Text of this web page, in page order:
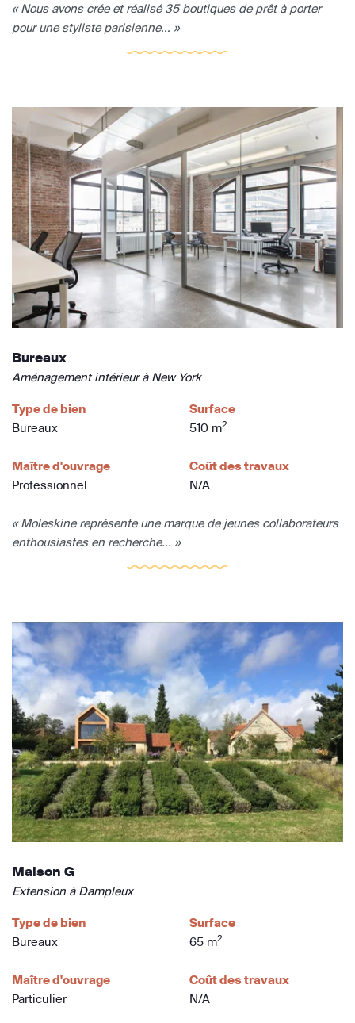
« Nous avons crée et réalisé 35 boutiques de prêt à porter
pour une styliste parisienne... »
Bureaux
Aménagement intérieur à New York
Type de bien
Bureaux
Surface
510 m2
Maître d'ouvrage
Professionnel
Coût des travaux
N/A
« Moleskine représente une marque de jeunes collaborateurs
enthousiastes en recherche... »
Maison G
Extension à Dampleux
Type de bien
Bureaux
Surface
65 m2
Maître d'ouvrage
Particulier
Coût des travaux
N/A